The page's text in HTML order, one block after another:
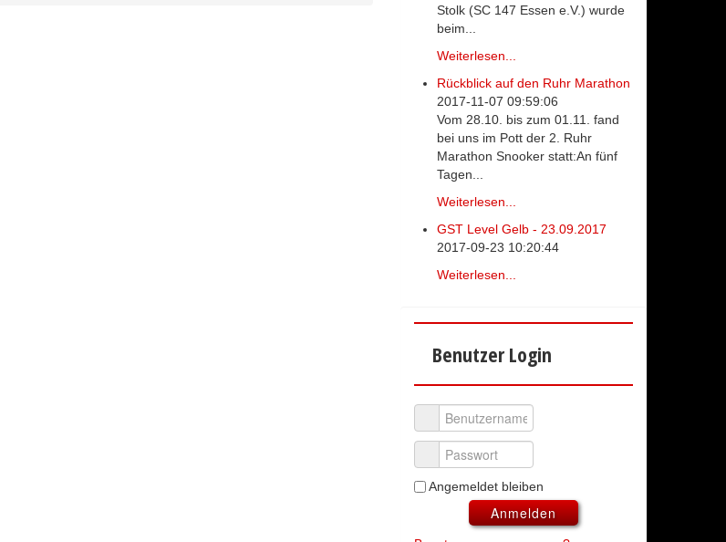
Stolk (SC 147 Essen e.V.) wurde
beim...
Weiterlesen...
Rückblick auf den Ruhr Marathon
2017-11-07 09:59:06
Vom 28.10. bis zum 01.11. fand
bei uns im Pott der 2. Ruhr
Marathon Snooker statt:An fünf
Tagen...
Weiterlesen...
GST Level Gelb - 23.09.2017
2017-09-23 10:20:44
Weiterlesen...
Benutzer Login
Benutzername
Passwort
Angemeldet bleiben
Anmelden